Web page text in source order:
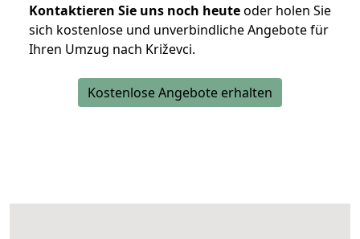
Kontaktieren Sie uns noch heuteoder holen Sie
sich kostenlose und unverbindliche Angebote für
Ihren Umzug nach Križevci.
Kostenlose Angebote erhalten